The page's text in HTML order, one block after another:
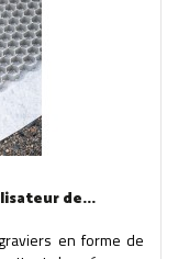
de...
en forme de